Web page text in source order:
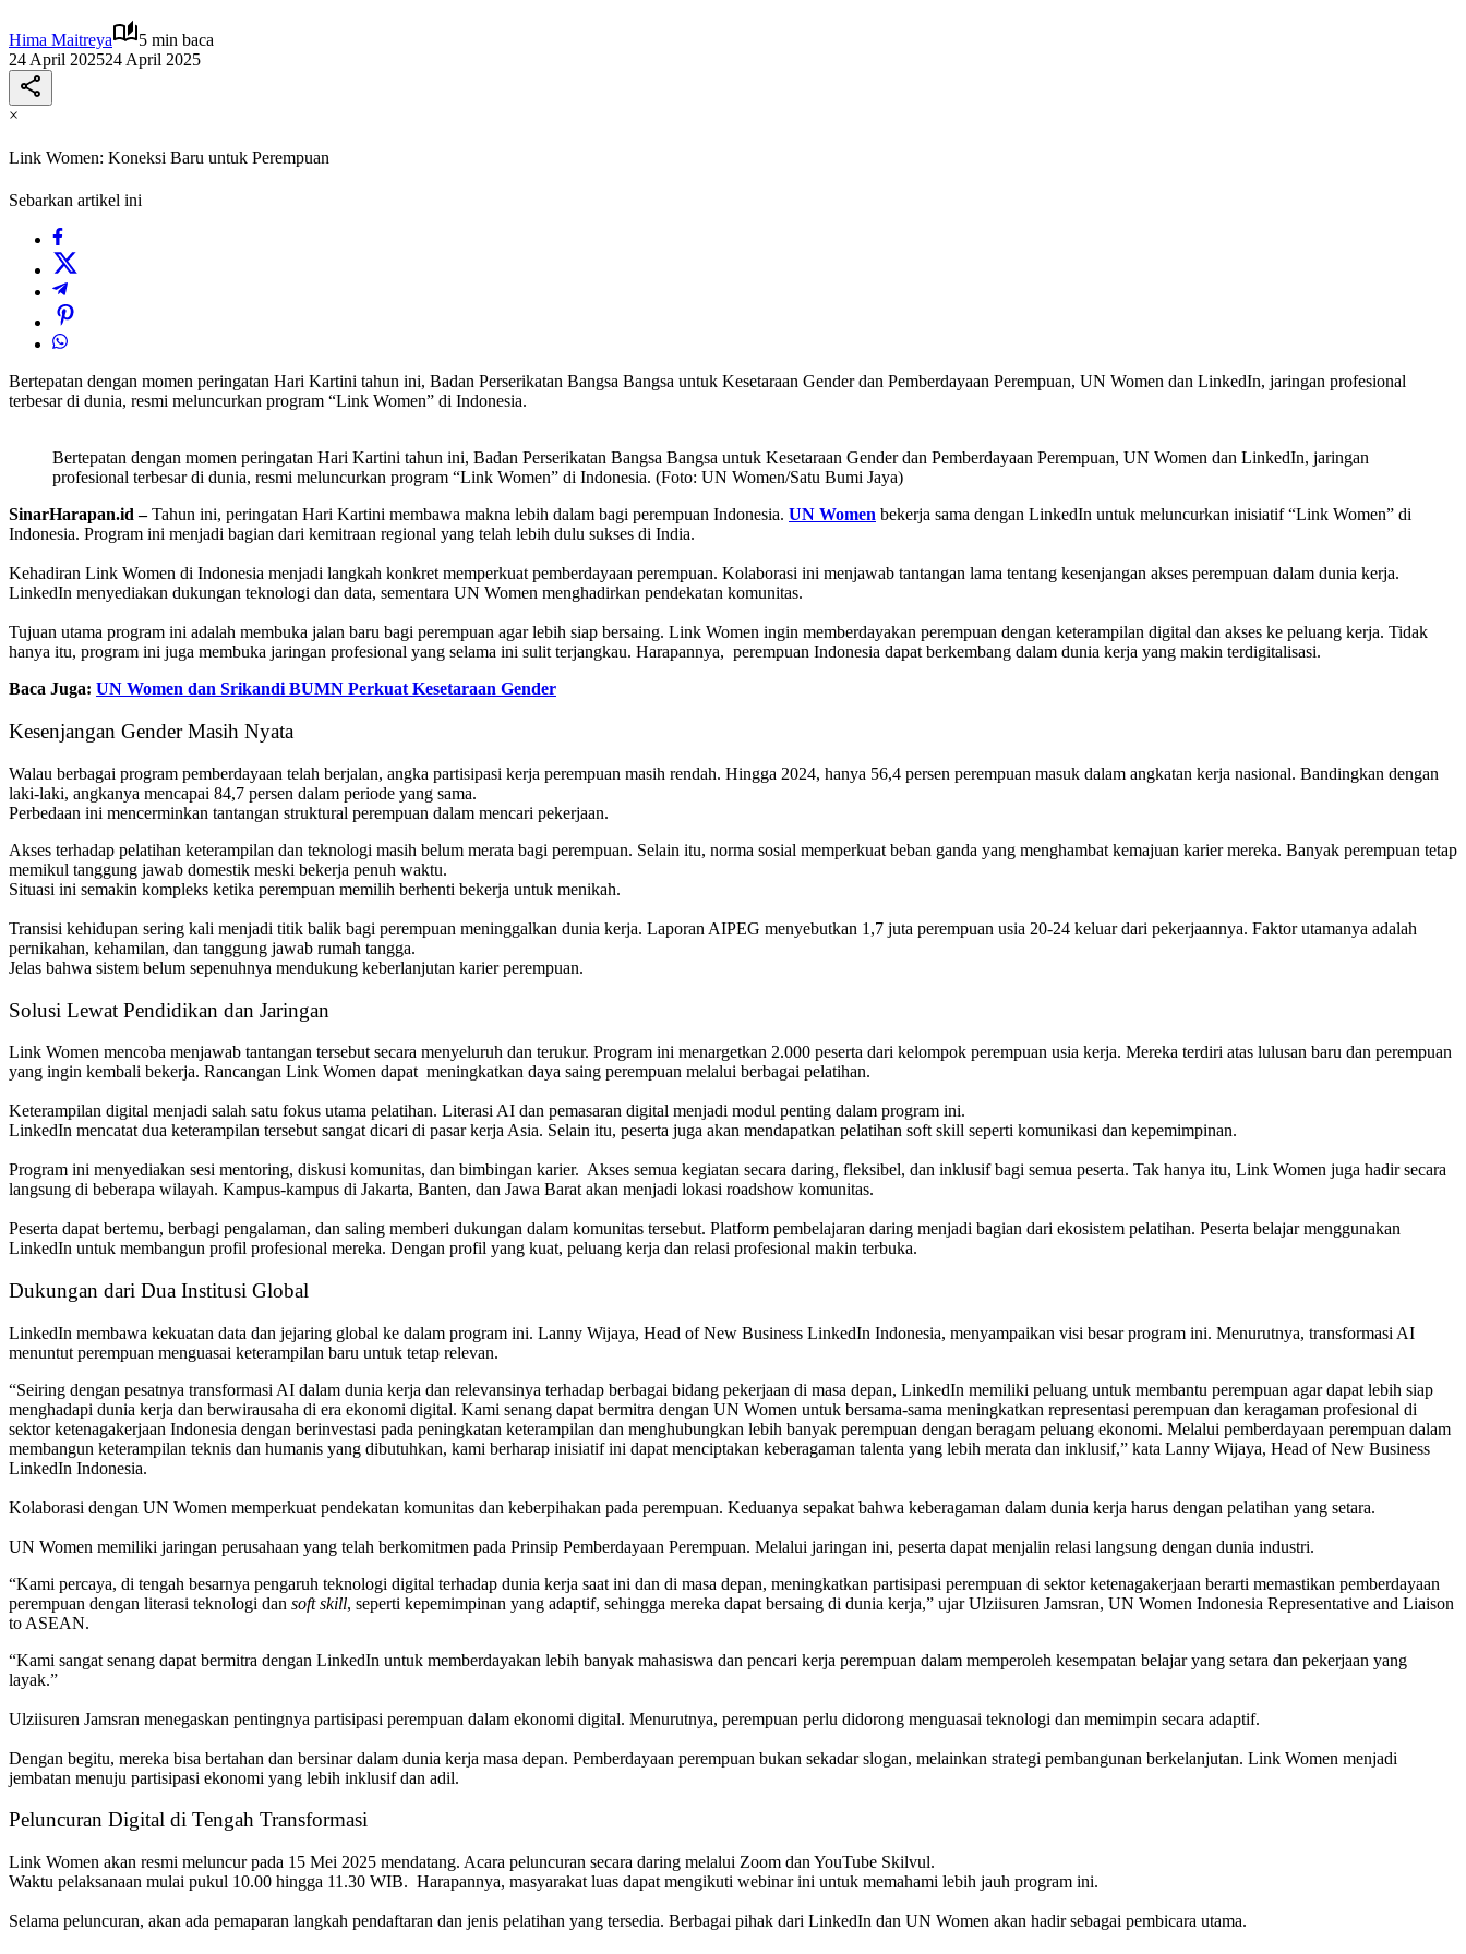
Hima Maitreya
5 min baca
24 April 202524 April 2025
×
Link Women: Koneksi Baru untuk Perempuan
Sebarkan artikel ini
Bertepatan dengan momen peringatan Hari Kartini tahun ini, Badan Perserikatan Bangsa Bangsa untuk Kesetaraan Gender dan Pemberdayaan Perempuan, UN Women dan LinkedIn, jaringan profesional
terbesar di dunia, resmi meluncurkan program “Link Women” di Indonesia.
Bertepatan dengan momen peringatan Hari Kartini tahun ini, Badan Perserikatan Bangsa Bangsa untuk Kesetaraan Gender dan Pemberdayaan Perempuan, UN Women dan LinkedIn, jaringan
profesional terbesar di dunia, resmi meluncurkan program “Link Women” di Indonesia. (Foto: UN Women/Satu Bumi Jaya)
SinarHarapan.id –Tahun ini, peringatan Hari Kartini membawa makna lebih dalam bagi perempuan Indonesia. UN Women bekerja sama dengan LinkedIn untuk meluncurkan inisiatif “Link Women” di
Indonesia. Program ini menjadi bagian dari kemitraan regional yang telah lebih dulu sukses di India.
Kehadiran Link Women di Indonesia menjadi langkah konkret memperkuat pemberdayaan perempuan. Kolaborasi ini menjawab tantangan lama tentang kesenjangan akses perempuan dalam dunia kerja.
LinkedIn menyediakan dukungan teknologi dan data, sementara UN Women menghadirkan pendekatan komunitas.
Tujuan utama program ini adalah membuka jalan baru bagi perempuan agar lebih siap bersaing. Link Women ingin memberdayakan perempuan dengan keterampilan digital dan akses ke peluang kerja. Tidak
hanya itu, program ini juga membuka jaringan profesional yang selama ini sulit terjangkau. Harapannya, perempuan Indonesia dapat berkembang dalam dunia kerja yang makin terdigitalisasi.
Baca Juga: UN Women dan Srikandi BUMN Perkuat Kesetaraan Gender
Kesenjangan Gender Masih Nyata
Walau berbagai program pemberdayaan telah berjalan, angka partisipasi kerja perempuan masih rendah. Hingga 2024, hanya 56,4 persen perempuan masuk dalam angkatan kerja nasional. Bandingkan dengan
laki-laki, angkanya mencapai 84,7 persen dalam periode yang sama.
Perbedaan ini mencerminkan tantangan struktural perempuan dalam mencari pekerjaan.
Akses terhadap pelatihan keterampilan dan teknologi masih belum merata bagi perempuan. Selain itu, norma sosial memperkuat beban ganda yang menghambat kemajuan karier mereka. Banyak perempuan tetap
memikul tanggung jawab domestik meski bekerja penuh waktu.
Situasi ini semakin kompleks ketika perempuan memilih berhenti bekerja untuk menikah.
Transisi kehidupan sering kali menjadi titik balik bagi perempuan meninggalkan dunia kerja. Laporan AIPEG menyebutkan 1,7 juta perempuan usia 20-24 keluar dari pekerjaannya. Faktor utamanya adalah
pernikahan, kehamilan, dan tanggung jawab rumah tangga.
Jelas bahwa sistem belum sepenuhnya mendukung keberlanjutan karier perempuan.
Solusi Lewat Pendidikan dan Jaringan
Link Women mencoba menjawab tantangan tersebut secara menyeluruh dan terukur. Program ini menargetkan 2.000 peserta dari kelompok perempuan usia kerja. Mereka terdiri atas lulusan baru dan perempuan
yang ingin kembali bekerja. Rancangan Link Women dapat meningkatkan daya saing perempuan melalui berbagai pelatihan.
Keterampilan digital menjadi salah satu fokus utama pelatihan. Literasi AI dan pemasaran digital menjadi modul penting dalam program ini.
LinkedIn mencatat dua keterampilan tersebut sangat dicari di pasar kerja Asia. Selain itu, peserta juga akan mendapatkan pelatihan soft skill seperti komunikasi dan kepemimpinan.
Program ini menyediakan sesi mentoring, diskusi komunitas, dan bimbingan karier. Akses semua kegiatan secara daring, fleksibel, dan inklusif bagi semua peserta. Tak hanya itu, Link Women juga hadir secara
langsung di beberapa wilayah. Kampus-kampus di Jakarta, Banten, dan Jawa Barat akan menjadi lokasi roadshow komunitas.
Peserta dapat bertemu, berbagi pengalaman, dan saling memberi dukungan dalam komunitas tersebut. Platform pembelajaran daring menjadi bagian dari ekosistem pelatihan. Peserta belajar menggunakan
LinkedIn untuk membangun profil profesional mereka. Dengan profil yang kuat, peluang kerja dan relasi profesional makin terbuka.
Dukungan dari Dua Institusi Global
LinkedIn membawa kekuatan data dan jejaring global ke dalam program ini. Lanny Wijaya, Head of New Business LinkedIn Indonesia, menyampaikan visi besar program ini. Menurutnya, transformasi AI
menuntut perempuan menguasai keterampilan baru untuk tetap relevan.
“Seiring dengan pesatnya transformasi AI dalam dunia kerja dan relevansinya terhadap berbagai bidang pekerjaan di masa depan, LinkedIn memiliki peluang untuk membantu perempuan agar dapat lebih siap
menghadapi dunia kerja dan berwirausaha di era ekonomi digital. Kami senang dapat bermitra dengan UN Women untuk bersama-sama meningkatkan representasi perempuan dan keragaman profesional di
sektor ketenagakerjaan Indonesia dengan berinvestasi pada peningkatan keterampilan dan menghubungkan lebih banyak perempuan dengan beragam peluang ekonomi. Melalui pemberdayaan perempuan dalam
membangun keterampilan teknis dan humanis yang dibutuhkan, kami berharap inisiatif ini dapat menciptakan keberagaman talenta yang lebih merata dan inklusif,” kata Lanny Wijaya, Head of New Business
LinkedIn Indonesia.
Kolaborasi dengan UN Women memperkuat pendekatan komunitas dan keberpihakan pada perempuan. Keduanya sepakat bahwa keberagaman dalam dunia kerja harus dengan pelatihan yang setara.
UN Women memiliki jaringan perusahaan yang telah berkomitmen pada Prinsip Pemberdayaan Perempuan. Melalui jaringan ini, peserta dapat menjalin relasi langsung dengan dunia industri.
“Kami percaya, di tengah besarnya pengaruh teknologi digital terhadap dunia kerja saat ini dan di masa depan, meningkatkan partisipasi perempuan di sektor ketenagakerjaan berarti memastikan pemberdayaan
perempuan dengan literasi teknologi dan soft skill, seperti kepemimpinan yang adaptif, sehingga mereka dapat bersaing di dunia kerja,” ujar Ulziisuren Jamsran, UN Women Indonesia Representative and Liaison
to ASEAN.
“Kami sangat senang dapat bermitra dengan LinkedIn untuk memberdayakan lebih banyak mahasiswa dan pencari kerja perempuan dalam memperoleh kesempatan belajar yang setara dan pekerjaan yang
layak.”
Ulziisuren Jamsran menegaskan pentingnya partisipasi perempuan dalam ekonomi digital. Menurutnya, perempuan perlu didorong menguasai teknologi dan memimpin secara adaptif.
Dengan begitu, mereka bisa bertahan dan bersinar dalam dunia kerja masa depan. Pemberdayaan perempuan bukan sekadar slogan, melainkan strategi pembangunan berkelanjutan. Link Women menjadi
jembatan menuju partisipasi ekonomi yang lebih inklusif dan adil.
Peluncuran Digital di Tengah Transformasi
Link Women akan resmi meluncur pada 15 Mei 2025 mendatang. Acara peluncuran secara daring melalui Zoom dan YouTube Skilvul.
Waktu pelaksanaan mulai pukul 10.00 hingga 11.30 WIB. Harapannya, masyarakat luas dapat mengikuti webinar ini untuk memahami lebih jauh program ini.
Selama peluncuran, akan ada pemaparan langkah pendaftaran dan jenis pelatihan yang tersedia. Berbagai pihak dari LinkedIn dan UN Women akan hadir sebagai pembicara utama.